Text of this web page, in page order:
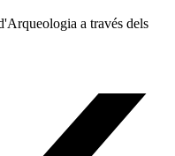
a través dels